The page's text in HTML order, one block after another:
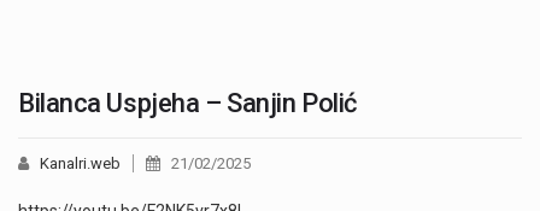
Bilanca Uspjeha – Sanjin Polić
Kanalri.web 21/02/2025